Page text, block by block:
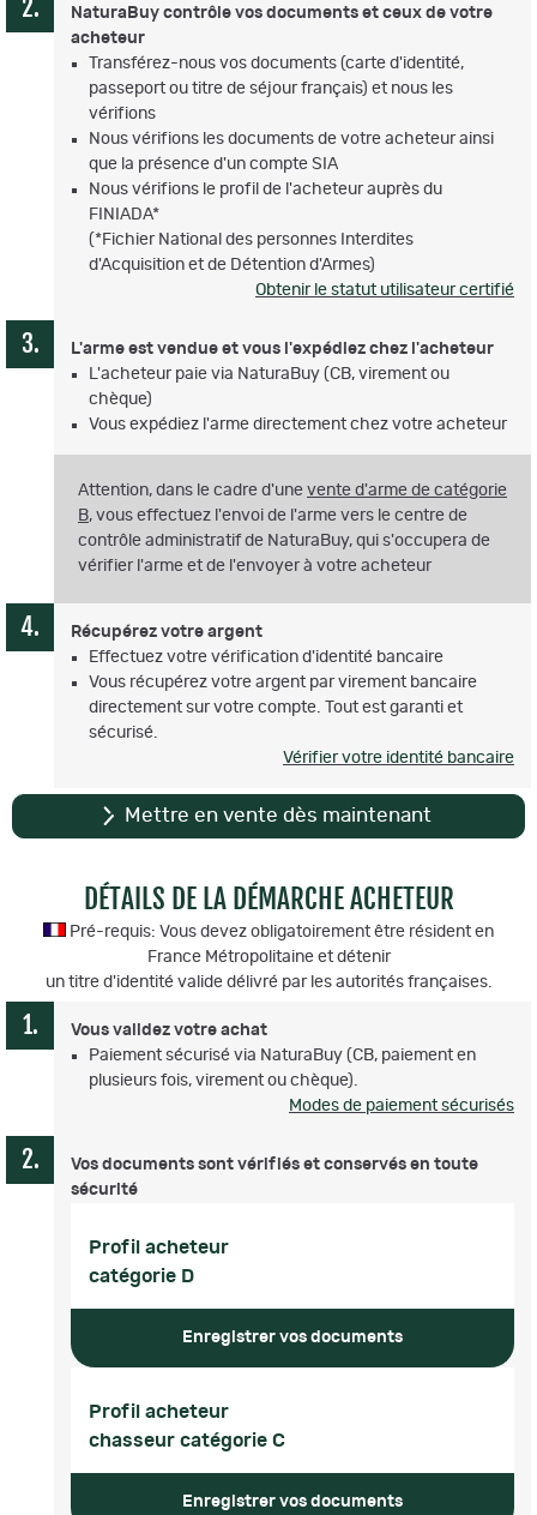
NaturaBuy contrôle vos documents et ceux de votre
acheteur
Transférez-nous vos documents (carte d'identité,
passeport ou titre de séjour français) et nous les
vérifions
Nous vérifions les documents de votre acheteur ainsi
que la présence d'un compte SIA
Nous vérifions le profil de l'acheteur auprès du
FINIADA*
(*Fichier National des personnes Interdites
d'Acquisition et de Détention d'Armes)
Obtenir le statut utilisateur certifié
L'arme est vendue et vous l'expédiez chez l'acheteur
L'acheteur paie via NaturaBuy (CB, virement ou
chèque)
Vous expédiez l'arme directement chez votre acheteur
Attention, dans le cadre d'une vente d'arme de catégorie
B, vous effectuez l'envoi de l'arme vers le centre de
contrôle administratif de NaturaBuy, qui s'occupera de
vérifier l'arme et de l'envoyer à votre acheteur
Récupérez votre argent
Effectuez votre vérification d'identité bancaire
Vous récupérez votre argent par virement bancaire
directement sur votre compte. Tout est garanti et
sécurisé.
Vérifier votre identité bancaire
Mettre en vente dès maintenant
DÉTAILS DE LA DÉMARCHE ACHETEUR
Pré-requis: Vous devez obligatoirement être résident en
France Métropolitaine et détenir
un titre d'identité valide délivré par les autorités françaises.
Vous validez votre achat
Paiement sécurisé via NaturaBuy (CB, paiement en
plusieurs fois, virement ou chèque).
Modes de paiement sécurisés
Vos documents sont vérifiés et conservés en toute
sécurité
Profil acheteur
catégorie D
Enregistrer vos documents
Profil acheteur
chasseur catégorie C
Enregistrer vos documents